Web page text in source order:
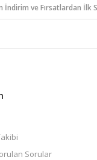
İndirim ve Fırsatlardan İlk
Sorular